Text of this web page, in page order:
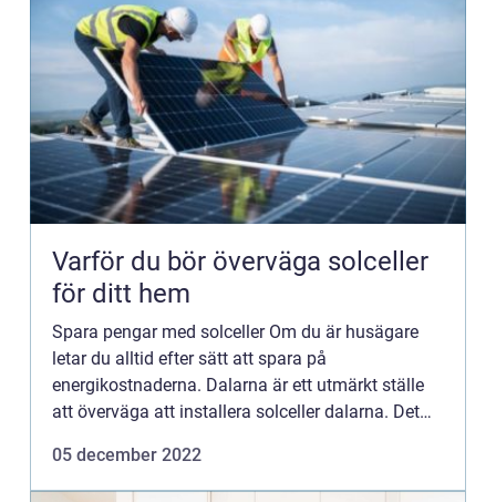
Varför du bör överväga solceller
för ditt hem
Spara pengar med solceller Om du är husägare
letar du alltid efter sätt att spara på
energikostnaderna. Dalarna är ett utmärkt ställe
att överväga att installera solceller dalarna. Det
utan du kommer...
05 december 2022